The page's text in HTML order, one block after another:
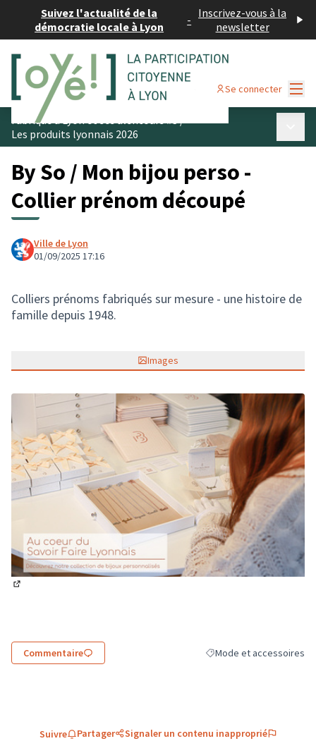
Suivez l'actualité de la
démocratie locale à Lyon
- Inscrivez-vous à la
newsletter
Se connecter
Fabriqué à Lyon et ses alentours #3/
Les produits lyonnais 2026
By So / Mon bijou perso -
Collier prénom découpé
Ville de Lyon
01/09/2025 17:16
Colliers prénoms fabriqués sur mesure - une histoire de
famille depuis 1948.
Images
Commentaire Filtrer les résultats de la
Mode et accessoires
Suivre Partager Signaler un contenu inapproprié